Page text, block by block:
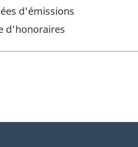
d'émissions
d'honoraires